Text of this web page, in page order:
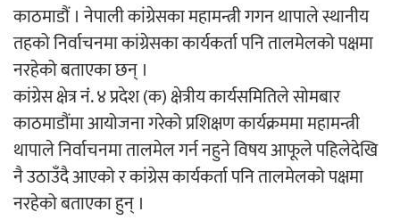
अर्जुन चन्द्रको ‘संवेदनाका प्रतिध्वनि’
मुक्तकसङ्ग्रह लोकार्पण
‘दुर्गा’ निर्माण गर्दै सम्राट
काठमाडौं । नेपाली कांग्रेसका महामन्त्री गगन थापाले स्थानीय
तहको निर्वाचनमा कांग्रेसका कार्यकर्ता पनि तालमेलको पक्षमा
नरहेको बताएका छन् ।
कांग्रेस क्षेत्र नंं. ४ प्रदेश (क) क्षेत्रीय कार्यसमितिले सोमबार
काठमाडौंमा आयोजना गरेको प्रशिक्षण कार्यक्रममा महामन्त्री
थापाले निर्वाचनमा तालमेल गर्न नहुने विषय आफूले पहिलेदेखि
नै उठाउँदै आएको र कांग्रेस कार्यकर्ता पनि तालमेलको पक्षमा
नरहेको बताएका हुन् ।